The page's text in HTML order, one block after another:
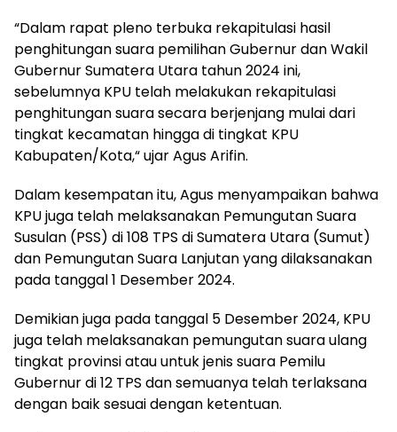
“Dalam rapat pleno terbuka rekapitulasi hasil
penghitungan suara pemilihan Gubernur dan Wakil
Gubernur Sumatera Utara tahun 2024 ini,
sebelumnya KPU telah melakukan rekapitulasi
penghitungan suara secara berjenjang mulai dari
tingkat kecamatan hingga di tingkat KPU
Kabupaten/Kota,“ ujar Agus Arifin.
Dalam kesempatan itu, Agus menyampaikan bahwa
KPU juga telah melaksanakan Pemungutan Suara
Susulan (PSS) di 108 TPS di Sumatera Utara (Sumut)
dan Pemungutan Suara Lanjutan yang dilaksanakan
pada tanggal 1 Desember 2024.
Demikian juga pada tanggal 5 Desember 2024, KPU
juga telah melaksanakan pemungutan suara ulang
tingkat provinsi atau untuk jenis suara Pemilu
Gubernur di 12 TPS dan semuanya telah terlaksana
dengan baik sesuai dengan ketentuan.